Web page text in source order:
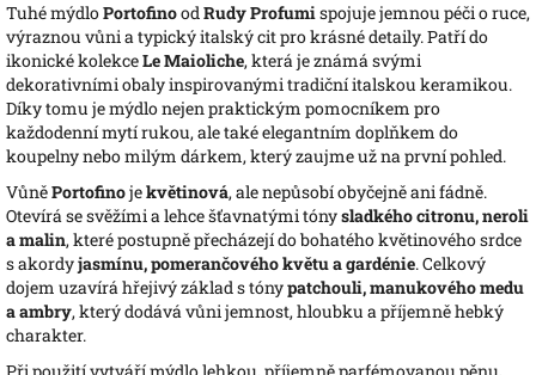
Tuhé mýdloPortofinoodRudy Profumispojuje jemnou péči o ruce,
výraznou vůni a typický italský cit pro krásné detaily. Patří do
ikonické kolekceLe Maioliche, která je známá svými
dekorativními obaly inspirovanými tradiční italskou keramikou.
Díky tomu je mýdlo nejen praktickým pomocníkem pro
každodenní mytí rukou, ale také elegantním doplňkem do
koupelny nebo milým dárkem, který zaujme už na první pohled.
VůněPortofinojekvětinová, ale nepůsobí obyčejně ani fádně.
Otevírá se svěžími a lehce šťavnatými tónysladkého citronu, neroli
a malin, které postupně přecházejí do bohatého květinového srdce
s akordyjasmínu, pomerančového květu a gardénie. Celkový
dojem uzavírá hřejivý základ s tónypatchouli, manukového medu
a ambry, který dodává vůni jemnost, hloubku a příjemně hebký
charakter.